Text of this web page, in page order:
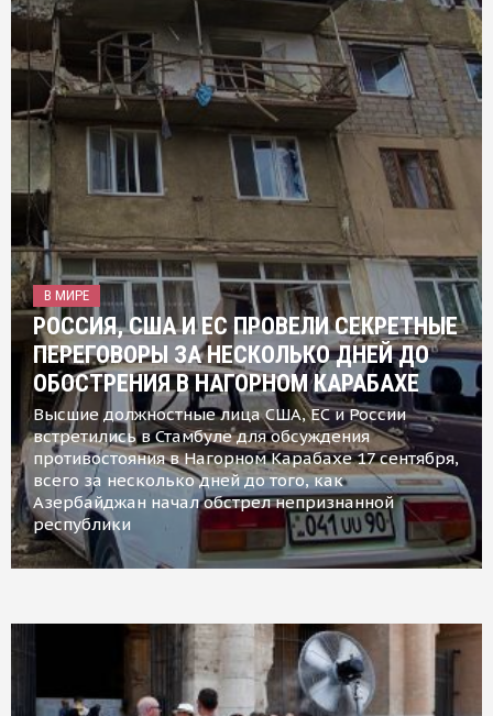
В МИРЕ
РОССИЯ, США И ЕС ПРОВЕЛИ СЕКРЕТНЫЕ
ПЕРЕГОВОРЫ ЗА НЕСКОЛЬКО ДНЕЙ ДО
ОБОСТРЕНИЯ В НАГОРНОМ КАРАБАХЕ
Высшие должностные лица США, ЕС и России
встретились в Стамбуле для обсуждения
противостояния в Нагорном Карабахе 17 сентября,
всего за несколько дней до того, как
Азербайджан начал обстрел непризнанной
республики